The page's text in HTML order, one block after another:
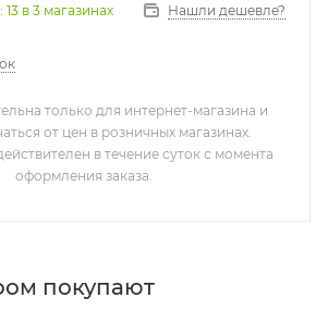
: 13 в 3 магазинах Нашли дешевле?
только для интернет-магазина и
от цен в розничных магазинах.
в течение суток с момента
оформления заказа.
покупают